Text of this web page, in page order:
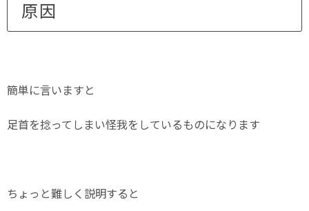
原因
簡単に言いますと
足首を捻ってしまい怪我をしているものになります
ちょっと難しく説明すると